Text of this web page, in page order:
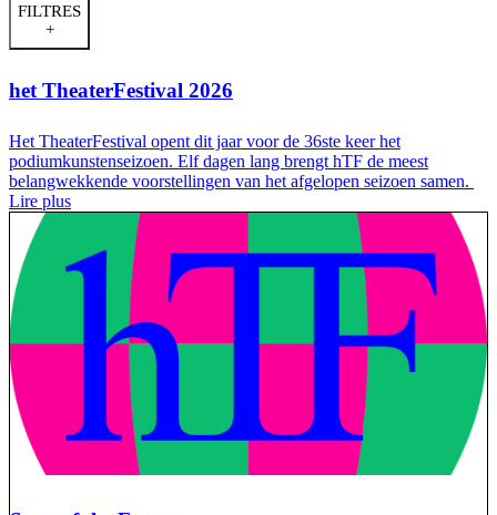
FILTRES
+
het TheaterFestival 2026
Het TheaterFestival opent dit jaar voor de 36ste keer het
podiumkunstenseizoen. Elf dagen lang brengt hTF de meest
belangwekkende voorstellingen van het afgelopen seizoen samen.
Lire plus